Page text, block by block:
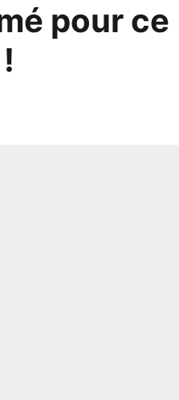
pour ce